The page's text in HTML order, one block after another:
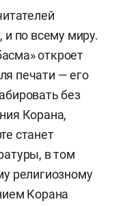
и по всему миру.
откроет
печати — его
без
Корана,
станет
в том
религиозному
Корана